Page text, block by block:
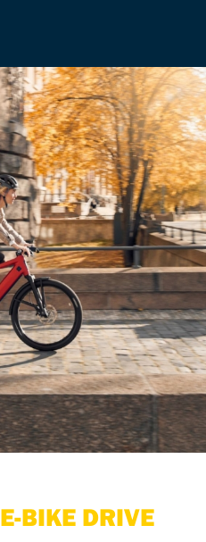
E-BIKE DRIVE